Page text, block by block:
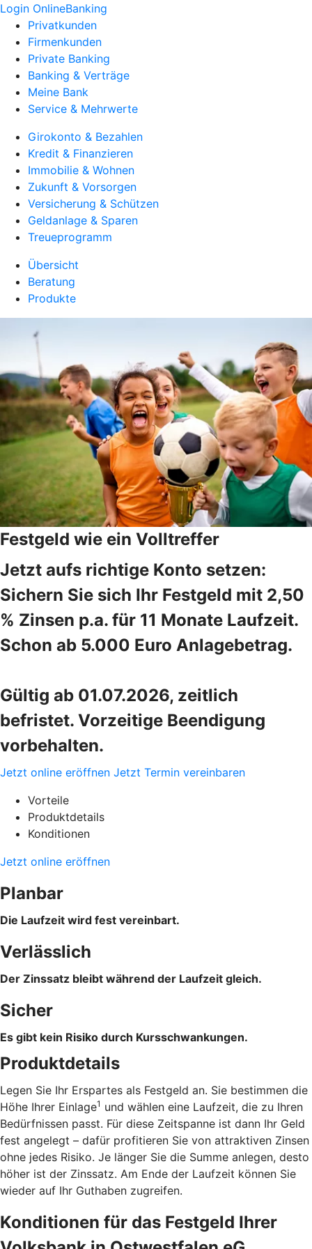
Login OnlineBanking
Privatkunden
Firmenkunden
Private Banking
Banking & Verträge
Meine Bank
Service & Mehrwerte
Girokonto & Bezahlen
Kredit & Finanzieren
Immobilie & Wohnen
Zukunft & Vorsorgen
Versicherung & Schützen
Geldanlage & Sparen
Treueprogramm
Übersicht
Beratung
Produkte
Festgeld wie ein Volltreffer
Jetzt aufs richtige Konto setzen:
Sichern Sie sich Ihr Festgeld mit 2,50
% Zinsen p.a. für 11 Monate Laufzeit.
Schon ab 5.000 Euro Anlagebetrag.
Gültig ab 01.07.2026, zeitlich
befristet. Vorzeitige Beendigung
vorbehalten.
Jetzt online eröffnen Jetzt Termin vereinbaren
Vorteile
Produktdetails
Konditionen
Jetzt online eröffnen
Planbar
Die Laufzeit wird fest vereinbart.
Verlässlich
Der Zinssatz bleibt während der Laufzeit gleich.
Sicher
Es gibt kein Risiko durch Kursschwankungen.
Produktdetails
Legen Sie Ihr Erspartes als Festgeld an. Sie bestimmen die
Höhe Ihrer Einlage1 und wählen eine Laufzeit, die zu Ihren
Bedürfnissen passt. Für diese Zeitspanne ist dann Ihr Geld
fest angelegt – dafür profitieren Sie von attraktiven Zinsen
ohne jedes Risiko. Je länger Sie die Summe anlegen, desto
höher ist der Zinssatz. Am Ende der Laufzeit können Sie
wieder auf Ihr Guthaben zugreifen.
Konditionen für das Festgeld Ihrer